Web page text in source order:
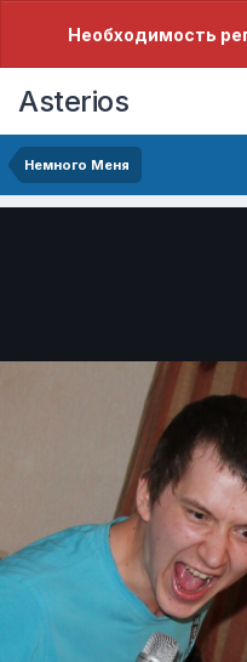
Необходимость
Asterios
Немного Меня